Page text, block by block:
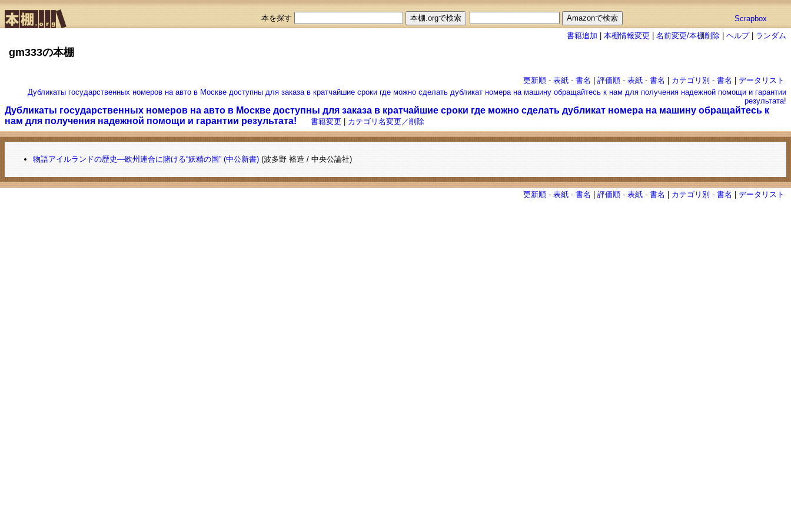
本を探す
Scrapbox
書籍追加 |本棚情報変更 |名前変更/本棚削除 |ヘルプ| ランダム
gm333の本棚
更新順 -表紙 -書名 |評価順 -表紙 -書名 カテゴリ別 -書名 |データリスト
Дубликаты государственных номеров на авто в Москве доступны для заказа в кратчайшие сроки где можно сделать дубликат номера на машину обращайтесь к нам для получения надежной помощи и гарантии
результата!
Дубликаты государственных номеров на авто в Москве доступны для заказа в кратчайшие сроки где можно сделать дубликат номера на машину обращайтесь к
нам для получения надежной помощи и гарантии результата!
書籍変更 カテゴリ名変更／削除
物語アイルランドの歴史―欧州連合に賭ける“妖精の国” (中公新書)(波多野 裕造 / 中央公論社)
更新順 -表紙 -書名 |評価順 -表紙 -書名 | カテゴリ別 -書名 |データリスト